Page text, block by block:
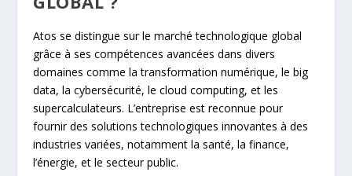
Atos se distingue sur le marché technologique global
grâce à ses compétences avancées dans divers
domaines comme la transformation numérique, le big
data, la cybersécurité, le cloud computing, et les
supercalculateurs. L’entreprise est reconnue pour
fournir des solutions technologiques innovantes à des
industries variées, notamment la santé, la finance,
l’énergie, et le secteur public.